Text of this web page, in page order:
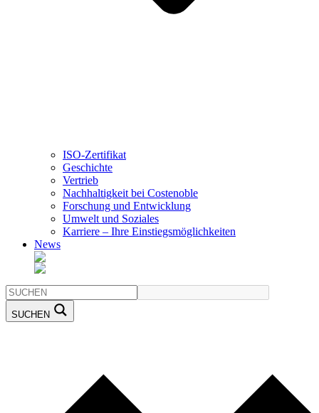
ISO-Zertifikat
Geschichte
Vertrieb
Nachhaltigkeit bei Costenoble
Forschung und Entwicklung
Umwelt und Soziales
Karriere – Ihre Einstiegsmöglichkeiten
News
SUCHEN